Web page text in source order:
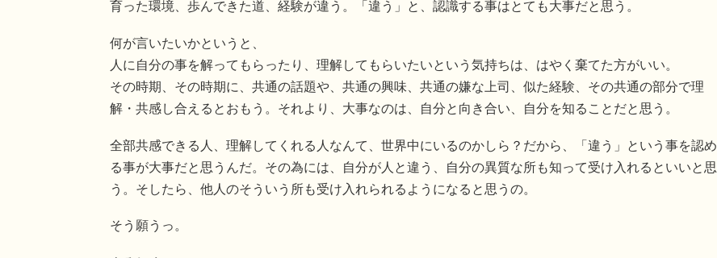
育った環境、歩んできた道、経験が違う。「違う」と、認識する事はとても大事だと思う。
何が言いたいかというと、
人に自分の事を解ってもらったり、理解してもらいたいという気持ちは、はやく棄てた方がいい。
その時期、その時期に、共通の話題や、共通の興味、共通の嫌な上司、似た経験、その共通の部分で理
解・共感し合えるとおもう。それより、大事なのは、自分と向き合い、自分を知ることだと思う。
全部共感できる人、理解してくれる人なんて、世界中にいるのかしら？だから、「違う」という事を認め
る事が大事だと思うんだ。その為には、自分が人と違う、自分の異質な所も知って受け入れるといいと思
う。そしたら、他人のそういう所も受け入れられるようになると思うの。
そう願うっ。